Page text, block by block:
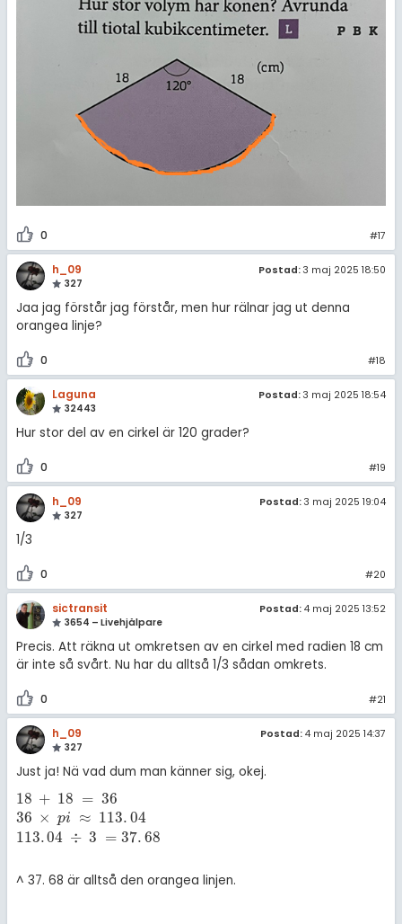
0 #17
h_09
327
Postad: 3 maj 2025 18:50
Jaa jag förstår jag förstår, men hur rälnar jag ut denna
orangea linje?
0 #18
Laguna
32443
Postad: 3 maj 2025 18:54
Hur stor del av en cirkel är 120 grader?
0 #19
h_09
327
Postad: 3 maj 2025 19:04
1/3
0 #20
sictransit
3654 – Livehjälpare
Postad: 4 maj 2025 13:52
Precis. Att räkna ut omkretsen av en cirkel med radien 18 cm
är inte så svårt. Nu har du alltså 1/3 sådan omkrets.
0 #21
h_09
327
Postad: 4 maj 2025 14:37
Just ja! Nä vad dum man känner sig, okej.
18 + 18 = 36
36 × pi ≈ 113.04
113.04 ÷ 3 = 37.68
18 + 18 = 3636 × p
^ 37. 68 är alltså den orangea linjen.